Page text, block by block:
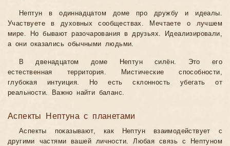
Нептун в одиннадцатом доме про дружбу и идеалы.
Участвуете в духовных сообществах. Мечтаете о лучшем
мире. Но бывают разочарования в друзьях. Идеализировали,
а они оказались обычными людьми.
В двенадцатом доме Нептун силён. Это его
естественная территория. Мистические способности,
глубокая интуиция. Но есть склонность убегать от
реальности. Важно найти баланс.
Аспекты Нептуна с планетами
Аспекты показывают, как Нептун взаимодействует с
другими частями вашей личности. Любая связь с Нептуном